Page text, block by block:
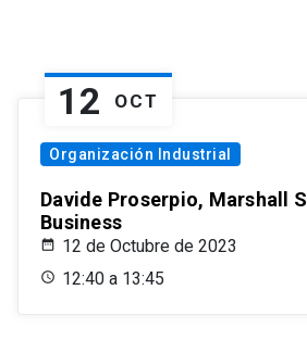
12 OCT
Organización Industrial
Davide Proserpio, Marshall
Business
12 de Octubre de 2023
12:40 a 13:45